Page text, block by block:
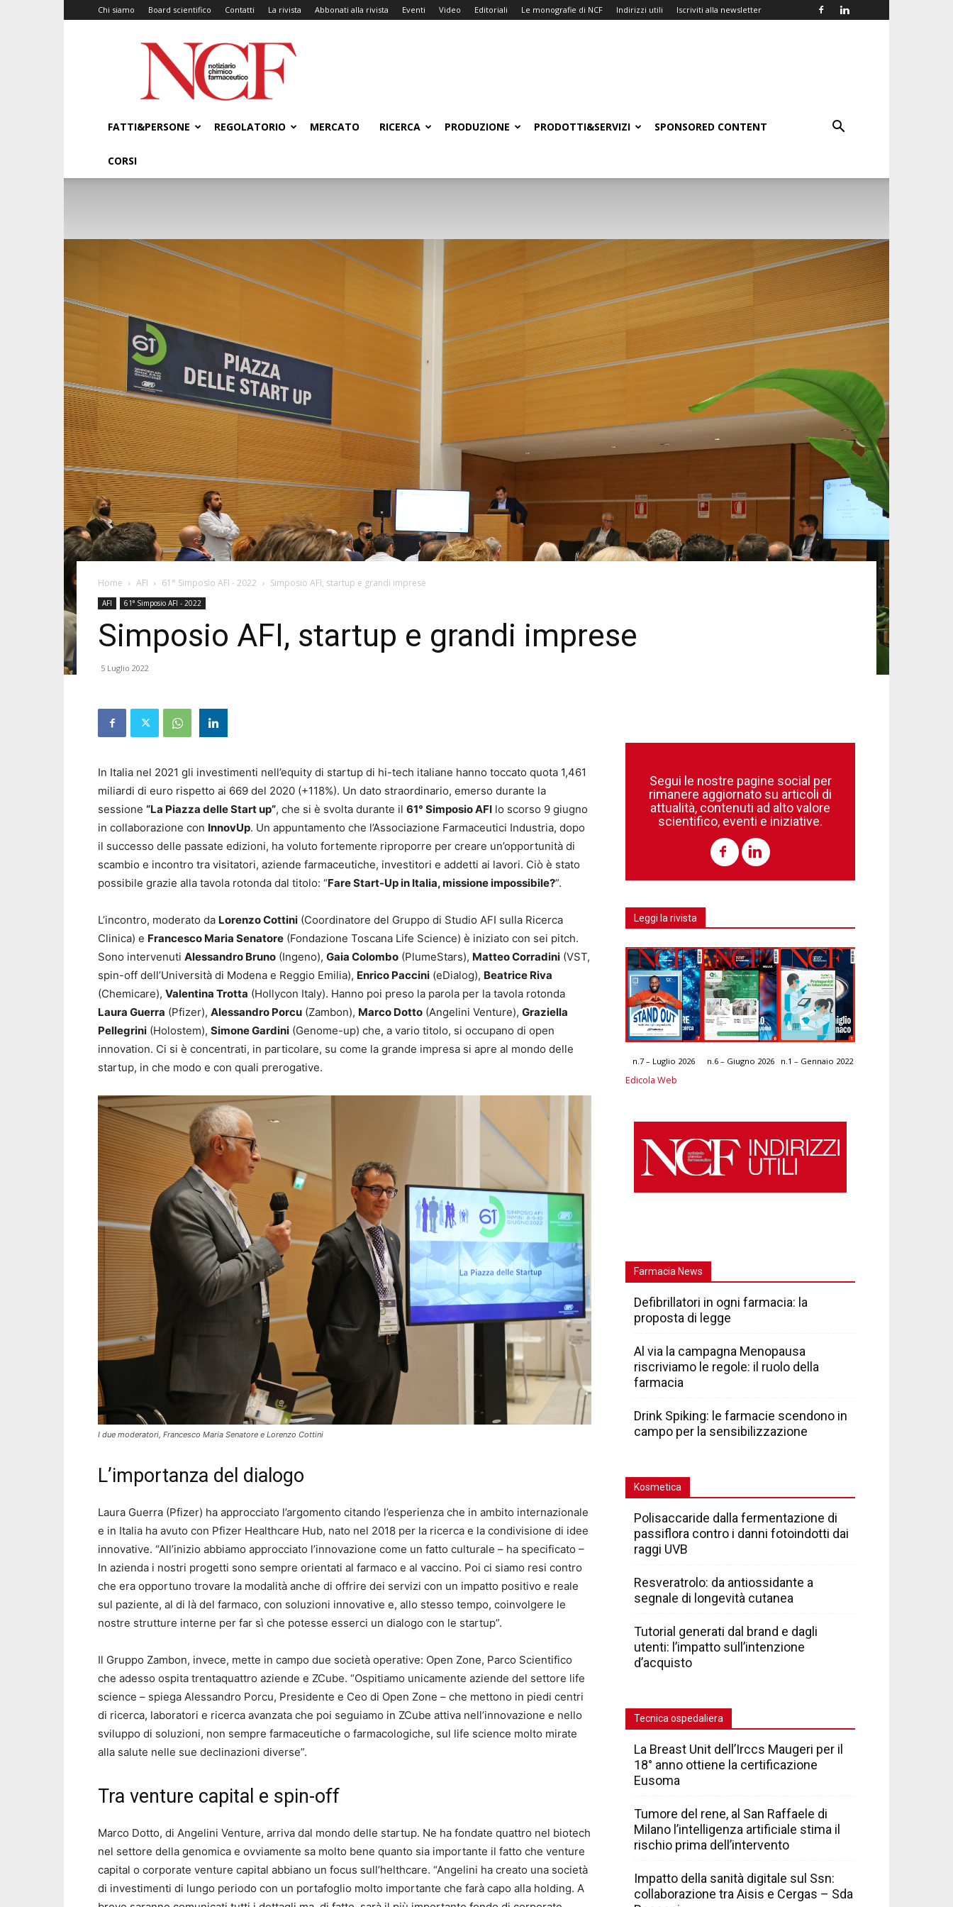
Chi siamo Board scientifico Contatti La rivista Abbonati alla rivista Eventi Video Editoriali Le monografie di NCF Indirizzi utili Iscriviti alla newsletter
NCF
–
Notiziario
Chimico
FATTI&PERSONE
REGOLATORIO MERCATO RICERCA PRODUZIONE PRODOTTI&SERVIZI SPONSORED CONTENT
CORSI
Home AFI 61° Simposio AFI - 2022 Simposio AFI, startup e grandi imprese
AFI 61° Simposio AFI - 2022
Simposio AFI, startup e grandi imprese
5 Luglio 2022
In Italia nel 2021 gli investimenti nell’equity di startup di hi-tech italiane hanno toccato quota 1,461
miliardi di euro rispetto ai 669 del 2020 (+118%). Un dato straordinario, emerso durante la
sessione “La Piazza delle Start up”, che si è svolta durante il 61° Simposio AFI lo scorso 9 giugno
in collaborazione con InnovUp. Un appuntamento che l’Associazione Farmaceutici Industria, dopo
il successo delle passate edizioni, ha voluto fortemente riproporre per creare un’opportunità di
scambio e incontro tra visitatori, aziende farmaceutiche, investitori e addetti ai lavori. Ciò è stato
possibile grazie alla tavola rotonda dal titolo: “Fare Start-Up in Italia, missione impossibile?”.
L’incontro, moderato da Lorenzo Cottini (Coordinatore del Gruppo di Studio AFI sulla Ricerca
Clinica) e Francesco Maria Senatore (Fondazione Toscana Life Science) è iniziato con sei pitch.
Sono intervenuti Alessandro Bruno (Ingeno), Gaia Colombo (PlumeStars), Matteo Corradini (VST,
spin-off dell’Università di Modena e Reggio Emilia), Enrico Paccini (eDialog), Beatrice Riva
(Chemicare), Valentina Trotta (Hollycon Italy). Hanno poi preso la parola per la tavola rotonda
Laura Guerra (Pfizer), Alessandro Porcu (Zambon), Marco Dotto (Angelini Venture), Graziella
Pellegrini (Holostem), Simone Gardini (Genome-up) che, a vario titolo, si occupano di open
innovation. Ci si è concentrati, in particolare, su come la grande impresa si apre al mondo delle
startup, in che modo e con quali prerogative.
I due moderatori, Francesco Maria Senatore e Lorenzo Cottini
L’importanza del dialogo
Laura Guerra (Pfizer) ha approcciato l’argomento citando l’esperienza che in ambito internazionale
e in Italia ha avuto con Pfizer Healthcare Hub, nato nel 2018 per la ricerca e la condivisione di idee
innovative. “All’inizio abbiamo approcciato l’innovazione come un fatto culturale – ha specificato –
In azienda i nostri progetti sono sempre orientati al farmaco e al vaccino. Poi ci siamo resi contro
che era opportuno trovare la modalità anche di offrire dei servizi con un impatto positivo e reale
sul paziente, al di là del farmaco, con soluzioni innovative e, allo stesso tempo, coinvolgere le
nostre strutture interne per far sì che potesse esserci un dialogo con le startup”.
Il Gruppo Zambon, invece, mette in campo due società operative: Open Zone, Parco Scientifico
che adesso ospita trentaquattro aziende e ZCube. “Ospitiamo unicamente aziende del settore life
science – spiega Alessandro Porcu, Presidente e Ceo di Open Zone – che mettono in piedi centri
di ricerca, laboratori e ricerca avanzata che poi seguiamo in ZCube attiva nell’innovazione e nello
sviluppo di soluzioni, non sempre farmaceutiche o farmacologiche, sul life science molto mirate
alla salute nelle sue declinazioni diverse”.
Tra venture capital e spin-off
Marco Dotto, di Angelini Venture, arriva dal mondo delle startup. Ne ha fondate quattro nel biotech
nel settore della genomica e ovviamente sa molto bene quanto sia importante il fatto che venture
capital o corporate venture capital abbiano un focus sull’helthcare. “Angelini ha creato una società
di investimenti di lungo periodo con un portafoglio molto importante che farà capo alla holding. A
Segui le nostre pagine social per
rimanere aggiornato su articoli di
attualità, contenuti ad alto valore
scientifico, eventi e iniziative.
Leggi la rivista
n.7 – Luglio 2026 n.6 – Giugno 2026 n.1 – Gennaio 2022
Edicola Web
Farmacia News
Defibrillatori in ogni farmacia: la
proposta di legge
Al via la campagna Menopausa
riscriviamo le regole: il ruolo della
farmacia
Drink Spiking: le farmacie scendono in
campo per la sensibilizzazione
Kosmetica
Polisaccaride dalla fermentazione di
passiflora contro i danni fotoindotti dai
raggi UVB
Resveratrolo: da antiossidante a
segnale di longevità cutanea
Tutorial generati dal brand e dagli
utenti: l’impatto sull’intenzione
d’acquisto
Tecnica ospedaliera
La Breast Unit dell’Irccs Maugeri per il
18° anno ottiene la certificazione
Eusoma
Tumore del rene, al San Raffaele di
Milano l’intelligenza artificiale stima il
rischio prima dell’intervento
Impatto della sanità digitale sul Ssn:
collaborazione tra Aisis e Cergas – Sda